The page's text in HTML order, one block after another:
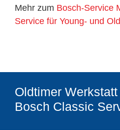
Mehr zum Bosch-Service
Service für Young- und
Oldtimer
Bosch Classic